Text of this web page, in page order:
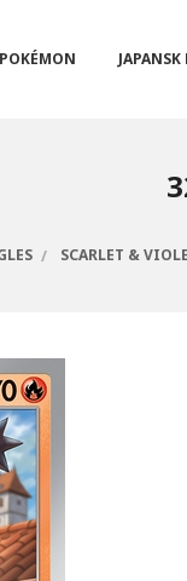
POKÉMON
SCARLET &